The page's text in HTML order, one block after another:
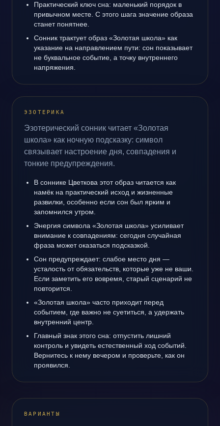
Практический ключ сна: маленький порядок в
привычном месте. С этого шага значение образа
станет понятнее.
Сонник трактует образ «Золотая школа» как
указание на направлением пути: сон показывает
не буквальное событие, а точку внутреннего
напряжения.
ЭЗОТЕРИКА
Эзотерический сонник читает «Золотая
школа» как ночную подсказку: символ
связывает настроение дня, совпадения и
тонкие предупреждения.
В соннике Цветкова этот образ читается как
намёк на практический исход и жизненные
развилки, особенно если сон был ярким и
запомнился утром.
Энергия символа «Золотая школа» усиливает
внимание к совпадениям: сегодня случайная
фраза может оказаться подсказкой.
Сон предупреждает: слабое место дня —
усталость от обязательств, которые уже не ваши.
Если заметить его вовремя, старый сценарий не
повторится.
«Золотая школа» часто приходит перед
событием, где важно не суетиться, а удержать
внутренний центр.
Главный знак этого сна: отпустить лишний
контроль и увидеть естественный ход событий.
Вернитесь к нему вечером и проверьте, как он
проявился.
ВАРИАНТЫ